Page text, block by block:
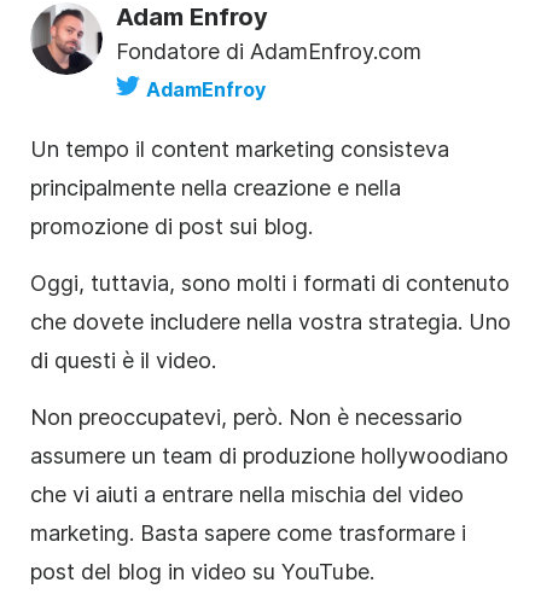
Adam Enfroy
Fondatore di AdamEnfroy.com
AdamEnfroy
Un tempo il content marketing consisteva
principalmente nella creazione e nella
promozione di post sui blog.
Oggi, tuttavia, sono molti i formati di contenuto
che dovete includere nella vostra strategia. Uno
di questi è il video.
Non preoccupatevi, però. Non è necessario
assumere un team di produzione hollywoodiano
che vi aiuti a entrare nella mischia del video
marketing. Basta sapere come trasformare i
post del blog in video su YouTube.